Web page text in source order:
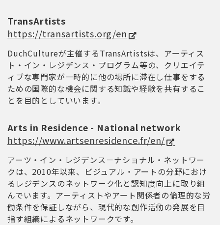
TransArtists
https://transartists.org/en
DuchCultureが主催するTransArtistsは、アーティス
ト・イン・レジデンス・プログラム等の、クリエイテ
ィブな専門家が一時的に他の場所に滞在し仕事をする
ための国際的な機会に関する知識や経験を共有するこ
とを目的としていいます。
Arts in Residence - National network
https://www.artsenresidence.fr/en/
アーツ・イン・レジデンス－ナショナル・ネットワー
クは、2010年以来、ビジュアル・アートの分野におけ
るレジデンスのネットワーク化と認知度向上に取り組
んでいます。アーティストやアート関係者の倫理的な労
働条件を保証しながら、現代的な創作活動の発展を目
指す組織によるネットワークです。